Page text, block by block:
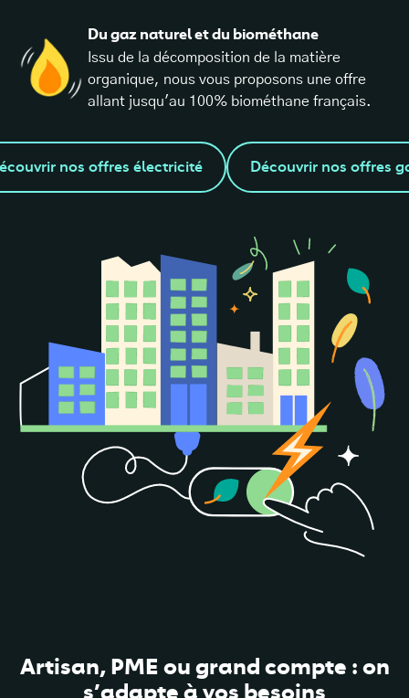
Du gaz naturel et du biométhane
Issu de la décomposition de la matière
organique, nous vous proposons une offre
allant jusqu'au 100% biométhane français.
nos offres électricité Découvrir nos offres
Artisan, PME ou grand compte : on
s’adapte à vos besoins